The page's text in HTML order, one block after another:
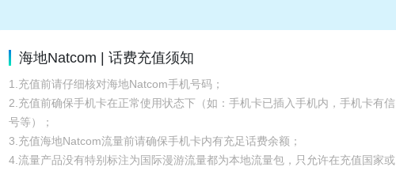
海地Natcom | 话费充值须知
1.充值前请仔细核对海地Natcom手机号码；
2.充值前确保手机卡在正常使用状态下（如：手机卡已插入手机内，手机卡有信
号等）；
3.充值海地Natcom流量前请确保手机卡内有充足话费余额；
4.流量产品没有特别标注为国际漫游流量都为本地流量包，只允许在充值国家或